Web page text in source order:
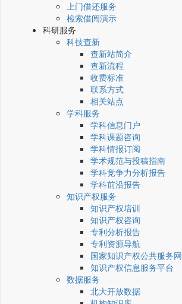
上门借还服务
检索借阅演示
科研服务
科技查新
查新站简介
查新流程
收费标准
联系方式
相关站点
学科服务
学科信息门户
学科课题咨询
学科情报订阅
学术规范与投稿指南
学科竞争力分析报告
学科前沿报告
知识产权服务
知识产权培训
知识产权咨询
专利分析报告
专利资源导航
国家知识产权公共服务网
知识产权信息服务平台
数据服务
北大开放数据